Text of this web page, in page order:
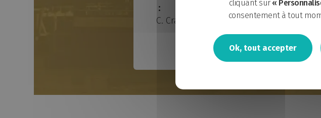
:
C. Cras
cliquant sur «
consentement à tout
Ok, tout accepter